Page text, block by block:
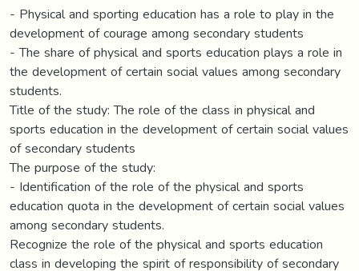
- Physical and sporting education has a role to play in the
development of courage among secondary students
- The share of physical and sports education plays a role in
the development of certain social values among secondary
students.
Title of the study: The role of the class in physical and
sports education in the development of certain social values
of secondary students
The purpose of the study:
- Identification of the role of the physical and sports
education quota in the development of certain social values
among secondary students.
Recognize the role of the physical and sports education
class in developing the spirit of responsibility of secondary